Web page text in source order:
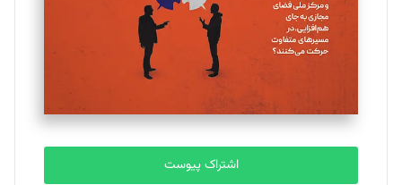
ملینا جعفری
تحریریه
مصطفی مسجدی آرانی
تحریریه
اشتراک پیوست